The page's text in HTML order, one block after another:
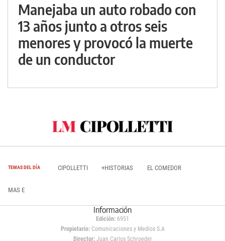
Manejaba un auto robado con
13 años junto a otros seis
menores y provocó la muerte
de un conductor
TEMAS DEL DÍA CIPOLLETTI +HISTORIAS EL COMEDOR
MAS E
Información
Edición: 6951
Propietario:Comunicaciones y Medios S.A
Director: Juan Carlos Schroeder